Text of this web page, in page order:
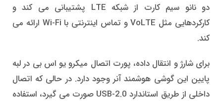
دو نانو سیم کارت از شبکه LTE پشتیبانی می کند و
کارکردهایی مثل VoLTE و تماس اینترنتی با Wi-Fi ارائه می
کند.
برای شارژ و انتقال داده، پورت اتصال میکرو یو اس بی در لبه
پایین این گوشی هوشمند آنر وجود دارد. در حالی که اتصال
داخلی از طریق استاندارد USB-2.0 صورت می گیرد، استفاده